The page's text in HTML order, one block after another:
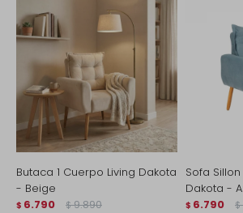
Butaca 1 Cuerpo Living Dakota
- Beige
$ 6.790 $ 9.890
Sofa
Dakota -
$ 6.790 $